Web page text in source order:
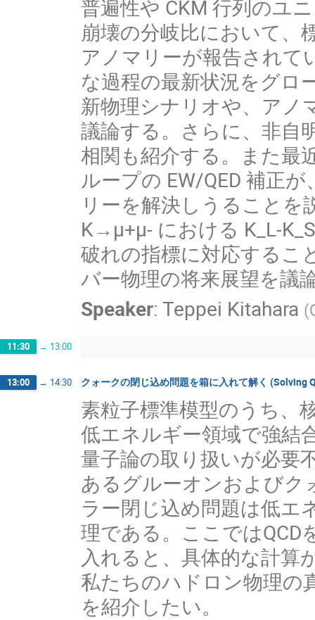
普遍性や CKM 行列のユ
崩壊の分岐比において、
アノマリーが報告されて
な過程の最新状況をグロ
新物理シナリオや、アノ
議論する。さらに、非自
相関も紹介する。また最
ループの EW/QED 補正
リーを解決しうることを
K→μ+μ- における K_L-
破れの指標に対応するこ
バー物理の将来展望を議
Speaker: Teppei Kitahara (
11:30 → 13:00
13:00 → 14:30 クォークの閉じ込め問題を箱に入れて解く (Solving
素粒子標準模型のうち、
低エネルギー領域で強結
量子論の取り扱いが必要
あるグルーオンおよびク
ラー閉じ込め問題は低エ
理である。ここではQCD
入れると、具体的な計算
私たちのハドロン物理の
を紹介したい。